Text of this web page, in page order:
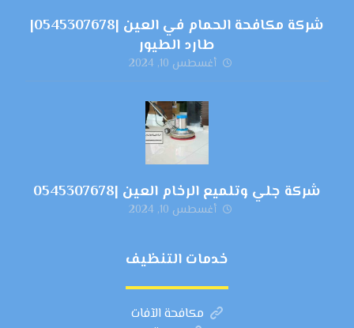
شركة مكافحة الحمام في العين |0545307678|
طارد الطيور
أغسطس 10, 2024
شركة جلي وتلميع الرخام العين |0545307678
أغسطس 10, 2024
خدمات التنظيف
مكافحة الآفات